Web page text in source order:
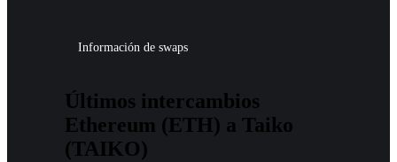
Información de swaps
Últimos intercambios
Ethereum (ETH) a Taiko
(TAIKO)